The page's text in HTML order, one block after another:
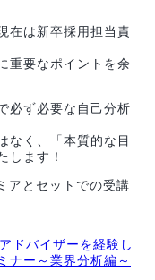
在は新卒採用担当責
重要なポイントを余
必ず必要な自己分析
なく、「本質的な目
します！
アとセットでの受講
ドバイザーを経験し
ナー～業界分析編～